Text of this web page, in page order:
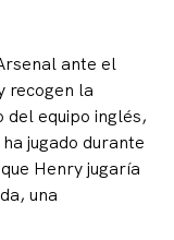
ante el
recogen la
equipo inglés,
jugado durante
Henry jugaría
una